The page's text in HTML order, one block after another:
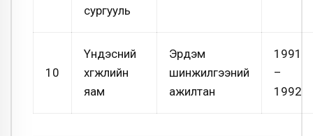
сургууль
10
Yндэсний
хөгжлийн
яам
Эрдэм
шинжилгээний
ажилтан
1991
–
1992